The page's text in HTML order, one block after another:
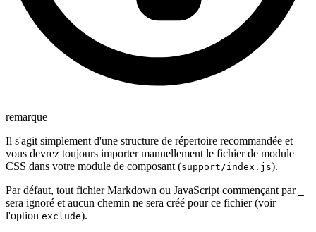
remarque
Il s'agit simplement d'une structure de répertoire recommandée et
vous devrez toujours importer manuellement le fichier de module
CSS dans votre module de composant (support/index.js).
Par défaut, tout fichier Markdown ou JavaScript commençant par
sera ignoré et aucun chemin ne sera créé pour ce fichier (voir
l'option exclude).